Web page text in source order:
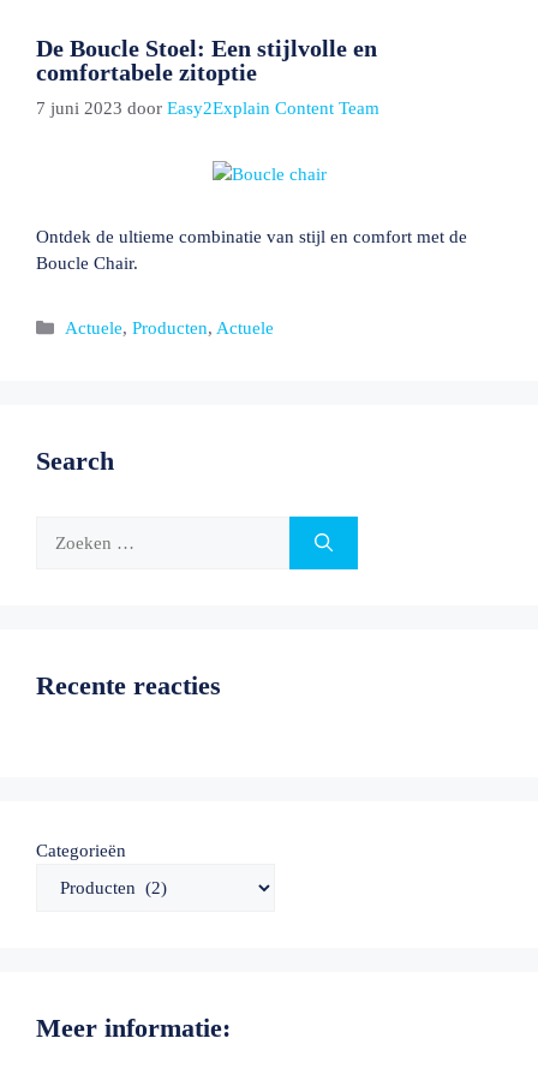
De Boucle Stoel: Een stijlvolle en
comfortabele zitoptie
7 juni 2023 door Easy2Explain Content Team
Ontdek de ultieme combinatie van stijl en comfort met de
Boucle Chair.
Categorieën
Actuele, Producten, Actuele
Search
naar:
Recente reacties
Categorieën
Meer informatie: